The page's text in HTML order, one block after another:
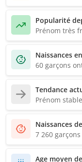
Popularité
Prénom très
Naissances
60 garçons
Tendance
Prénom stable
Naissances
7 260
Age moyen